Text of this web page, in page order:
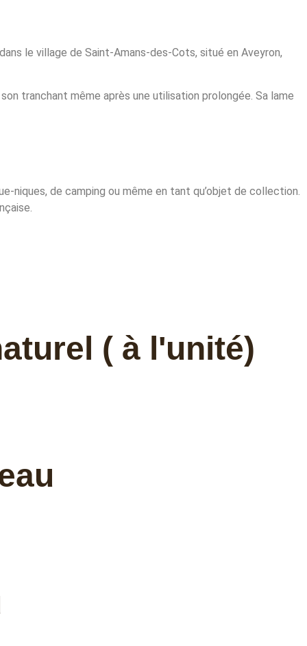
le village de Saint-Amans-des-Cots, situé en Aveyron,
tranchant même après une utilisation prolongée. Sa lame
niques, de camping ou même en tant qu’objet de collection.
( à l'unité)